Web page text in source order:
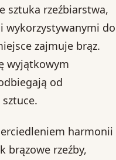
sztuka rzeźbiarstwa,
wykorzystywanymi do
zajmuje brąz.
wyjątkowym
od
harmonii
brązowe rzeźby,